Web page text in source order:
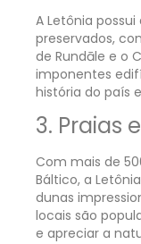
A Letônia
preservados,
de Rundāle e o
imponentes
história do país
3. Praias
Com mais de
Báltico, a
dunas
locais são
e apreciar a